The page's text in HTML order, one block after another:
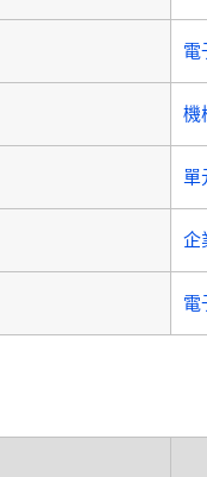
電
機
單
企
電